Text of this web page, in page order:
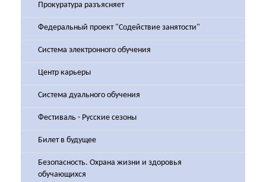
Прокуратура разъясняет
Федеральный проект "Содействие занятости"
Система электронного обучения
Центр карьеры
Система дуального обучения
Фестиваль - Русские сезоны
Билет в будущее
Безопасность. Охрана жизни и здоровья
обучающихся